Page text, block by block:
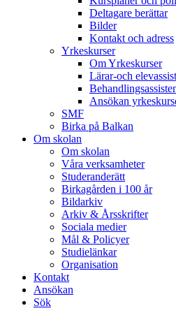
Deltagare berättar
Bilder
Kontakt och adress
Yrkeskurser
Om Yrkeskurser
Lärar-och
Ansökan
SMF
Birka på Balkan
Om skolan
Om skolan
Våra verksamheter
Studeranderätt
Birkagården i 100 år
Bildarkiv
Arkiv & Årsskrifter
Sociala medier
Mål & Policyer
Studielänkar
Organisation
Kontakt
Ansökan
Sök